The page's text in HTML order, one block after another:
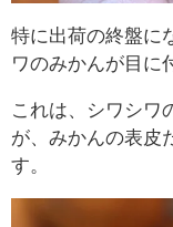
特に出荷の終盤に
ワのみかんが目に
これは、シワシワ
が、みかんの表皮
す。